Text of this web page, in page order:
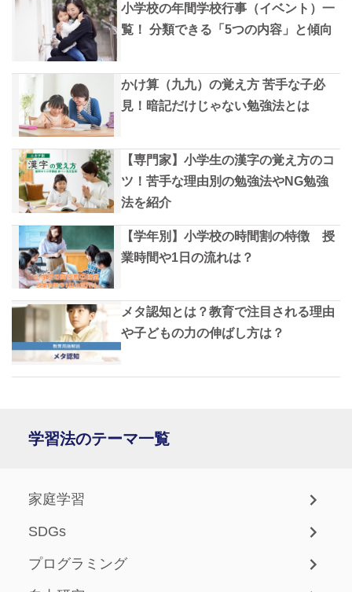
小学校の年間学校行事（イベント）一
覧！ 分類できる「5つの内容」と傾向
かけ算（九九）の覚え方 苦手な子必
見！暗記だけじゃない勉強法とは
【専門家】小学生の漢字の覚え方のコ
ツ！苦手な理由別の勉強法やNG勉強
法を紹介
【学年別】小学校の時間割の特徴 授
業時間や1日の流れは？
メタ認知とは？教育で注目される理由
や子どもの力の伸ばし方は？
学習法のテーマ一覧
家庭学習
SDGs
プログラミング